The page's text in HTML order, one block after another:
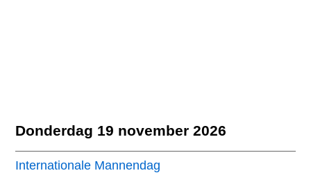
Donderdag 19 november 2026
Internationale Mannendag